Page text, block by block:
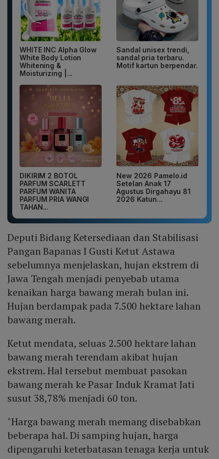
WHITE INC Alpha Glow
White Body Lotion
Whitening &
Moisturizing |...
Sandal unisex trendi,
sandal pria terbaru.
Motif kartun berpendar.
DIKIRIM 2 BOTOL
PARFUM SCARLETT
PARFUM WANITA
PARFUM PRIA WANGI
TAHAN...
New 2026 Pamelo.id
Setelan Anak 17
Agustus Dirgahayu 81
2026 Katun...
Deputi Bidang Ketersediaan dan Stabilisasi
Pangan Bapanas I Gusti Ketut Astawa
sebelumnya menjelaskan, hujan ekstrem di
Jawa Tengah menjadi penyebab utama
kenaikan harga bawang merah bulan ini.
Hujan berdampak pada 7.500 hektare lahan
bawang merah.
Ketut mendata, seluas 2.500 hektare lahan
bawang merah terendam akibat hujan
ekstrem. Hal tersebut membuat pasokan
bawang merah ke Pasar Induk Kramat Jati
susut 38,78% menjadi 60 ton.
"Harga bawang merah memang disebabkan
beberapa hal. Di samping hujan, harga
dipengaruhi keterbatasan tenaga kerja untuk